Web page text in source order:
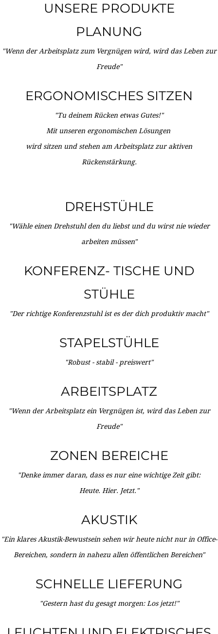
UNSERE PRODUKTE
PLANUNG
"Wenn der Arbeitsplatz zum Vergnügen wird, wird das Leben zur
Freude"
ERGONOMISCHES SITZEN
"Tu deinem Rücken etwas Gutes!"
Mit unseren ergonomischen Lösungen
wird sitzen und stehen am Arbeitsplatz zur aktiven
Rückenstärkung.
DREHSTÜHLE
"Wähle einen Drehstuhl den du liebst und du wirst nie wieder
arbeiten müssen"
KONFERENZ- TISCHE UND
STÜHLE
"Der richtige Konferenzstuhl ist es der dich produktiv macht"
STAPELSTÜHLE
"Robust - stabil - preiswert"
ARBEITSPLATZ
"Wenn der Arbeitsplatz ein Vergnügen ist, wird das Leben zur
Freude"
ZONEN BEREICHE
"Denke immer daran, dass es nur eine wichtige Zeit gibt:
Heute. Hier. Jetzt."
AKUSTIK
"Ein klares Akustik-Bewustsein sehen wir heute nicht nur in Office-
Bereichen, sondern in nahezu allen öffentlichen Bereichen"
SCHNELLE LIEFERUNG
"Gestern hast du gesagt morgen: Los jetzt!"